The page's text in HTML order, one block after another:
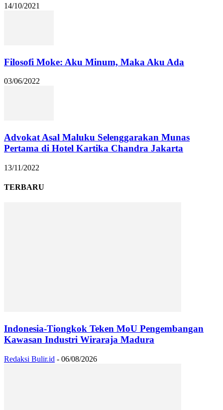
14/10/2021
Filosofi Moke: Aku Minum, Maka Aku Ada
03/06/2022
Advokat Asal Maluku Selenggarakan Munas
Pertama di Hotel Kartika Chandra Jakarta
13/11/2022
TERBARU
Indonesia-Tiongkok Teken MoU Pengembangan
Kawasan Industri Wiraraja Madura
Redaksi Bulir.id - 06/08/2026